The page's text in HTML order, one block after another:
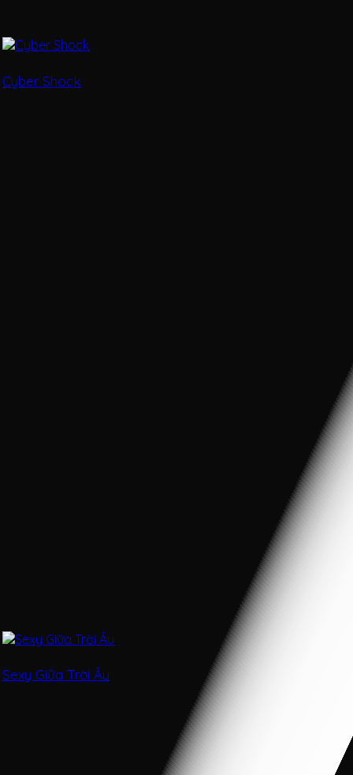
Cyber Shock
Sexy Giữa Trời Âu